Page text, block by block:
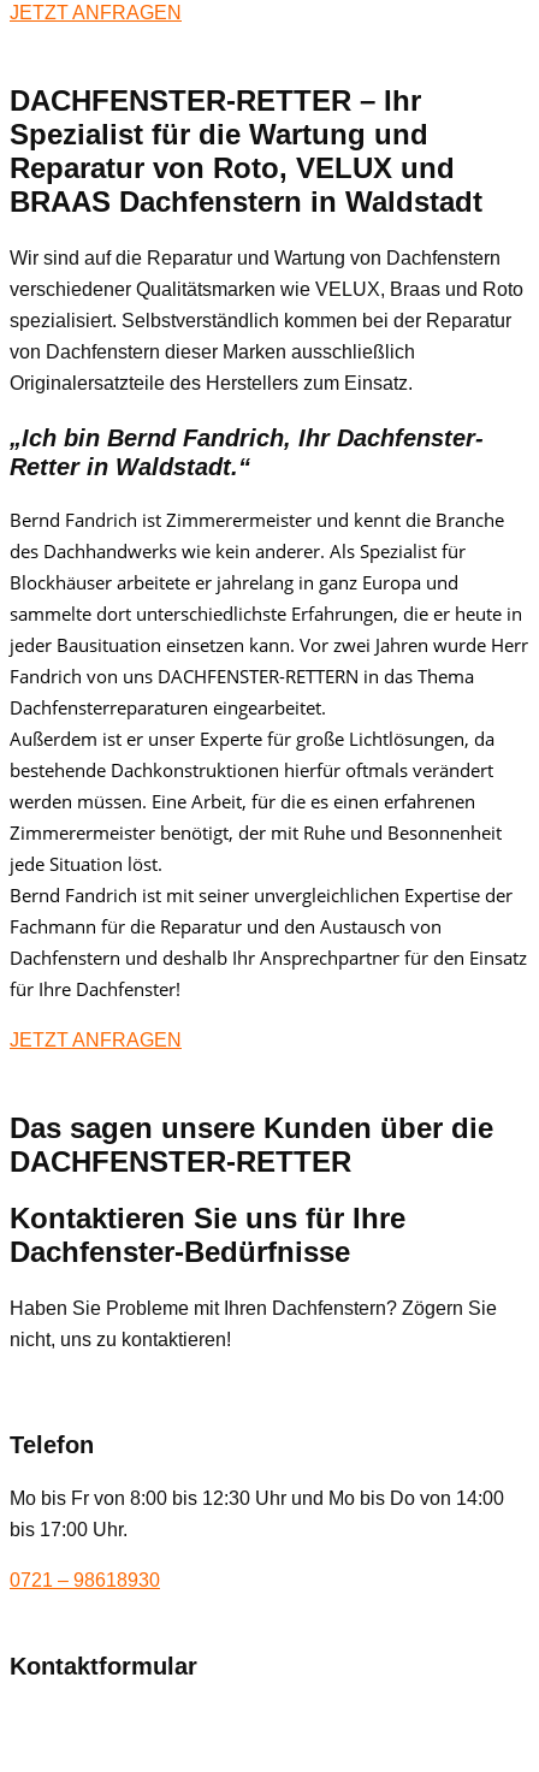
JETZT ANFRAGEN
DACHFENSTER-RETTER – Ihr
Spezialist für die Wartung und
Reparatur von Roto, VELUX und
BRAAS Dachfenstern in Waldstadt
Wir sind auf die Reparatur und Wartung von Dachfenstern
verschiedener Qualitätsmarken wie VELUX, Braas und Roto
spezialisiert. Selbstverständlich kommen bei der Reparatur
von Dachfenstern dieser Marken ausschließlich
Originalersatzteile des Herstellers zum Einsatz.
„Ich bin Bernd Fandrich, Ihr Dachfenster-
Retter in Waldstadt.“
Bernd Fandrich ist Zimmerermeister und kennt die Branche
des Dachhandwerks wie kein anderer. Als Spezialist für
Blockhäuser arbeitete er jahrelang in ganz Europa und
sammelte dort unterschiedlichste Erfahrungen, die er heute in
jeder Bausituation einsetzen kann. Vor zwei Jahren wurde Herr
Fandrich von uns DACHFENSTER-RETTERN in das Thema
Dachfensterreparaturen eingearbeitet.
Außerdem ist er unser Experte für große Lichtlösungen, da
bestehende Dachkonstruktionen hierfür oftmals verändert
werden müssen. Eine Arbeit, für die es einen erfahrenen
Zimmerermeister benötigt, der mit Ruhe und Besonnenheit
jede Situation löst.
Bernd Fandrich ist mit seiner unvergleichlichen Expertise der
Fachmann für die Reparatur und den Austausch von
Dachfenstern und deshalb Ihr Ansprechpartner für den Einsatz
für Ihre Dachfenster!
JETZT ANFRAGEN
Das sagen unsere Kunden über die
DACHFENSTER-RETTER
Kontaktieren Sie uns für Ihre
Dachfenster-Bedürfnisse
Haben Sie Probleme mit Ihren Dachfenstern? Zögern Sie
nicht, uns zu kontaktieren!
Telefon
Mo bis Fr von 8:00 bis 12:30 Uhr und Mo bis Do von 14:00
bis 17:00 Uhr.
0721 – 98618930
Kontaktformular